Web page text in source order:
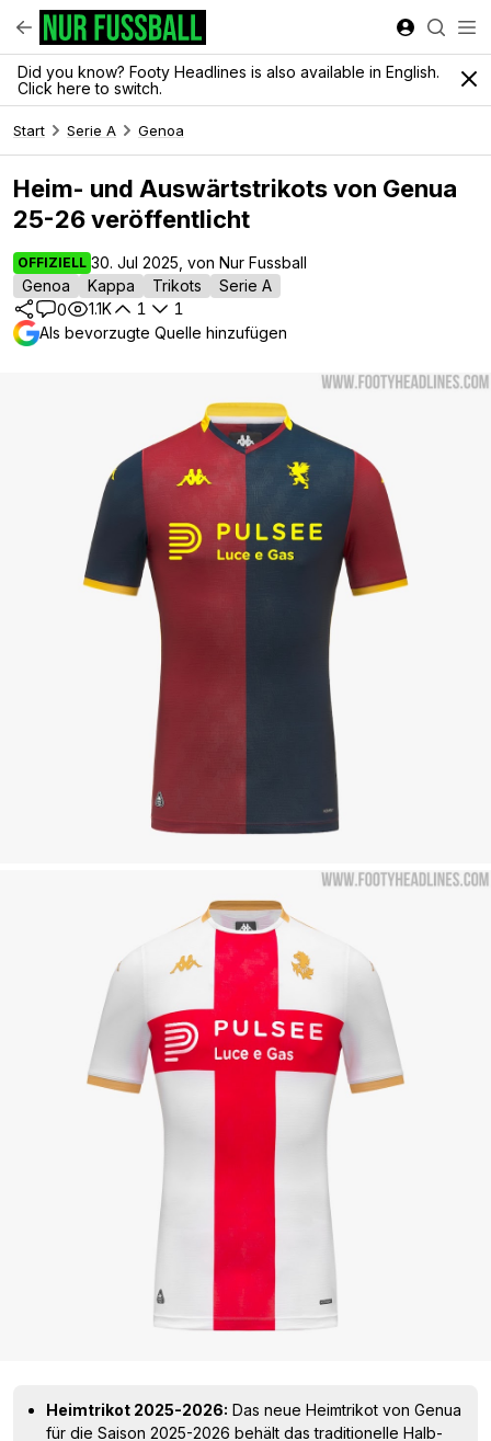
Did you know? Footy Headlines is also available in English.
Click here to switch.
Start Serie A Genoa
Heim- und Auswärtstrikots von Genua
25-26 veröffentlicht
OFFIZIELL 30. Jul 2025, von Nur Fussball
Genoa
Kappa Trikots
Serie A
0
1.1K 1
1
Als bevorzugte Quelle hinzufügen
Heimtrikot 2025-2026: Das neue Heimtrikot von Genua
für die Saison 2025-2026 behält das traditionelle Halb-